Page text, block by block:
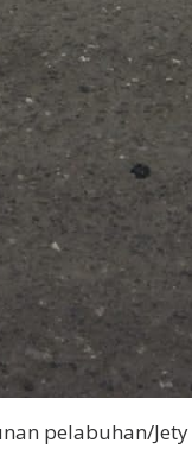
pelabuhan/